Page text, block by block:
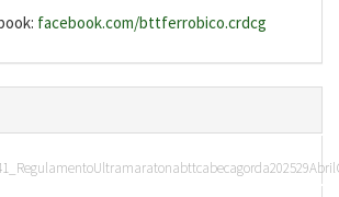
facebook.com/bttferrobico.crdcg